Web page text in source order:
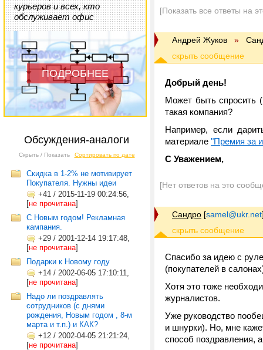
курьеров и всех, кто
обслуживает офис
ПОДРОБНЕЕ
Обсуждения-аналоги
Скрыть / Показать Сортировать по дате
Скидка в 1-2% не мотивирует
Покупателя. Нужны идеи
+41 / 2015-11-19 00:24:56,
[не прочитана]
С Новым годом! Рекламная
кампания.
+29 / 2001-12-14 19:17:48,
[не прочитана]
Подарки к Новому году
+14 / 2002-06-05 17:10:11,
[не прочитана]
Надо ли поздравлять
сотрудников (с днями
рождения, Новым годом , 8-м
марта и т.п.) и КАК?
+12 / 2002-04-05 21:21:24,
[не прочитана]
[Показать все ответы на
Андрей Жуков »
Добрый день!
Может быть спросить
такая компания?
Например, если
материале "Премия за
С Уважением,
[Нет ответов на это
Сандро [samel@ukr.net
Спасибо за идею с
(покупателей в
Хотя это тоже
журналистов.
Уже руководство
и шнурки). Но, мне
способ поздравления,